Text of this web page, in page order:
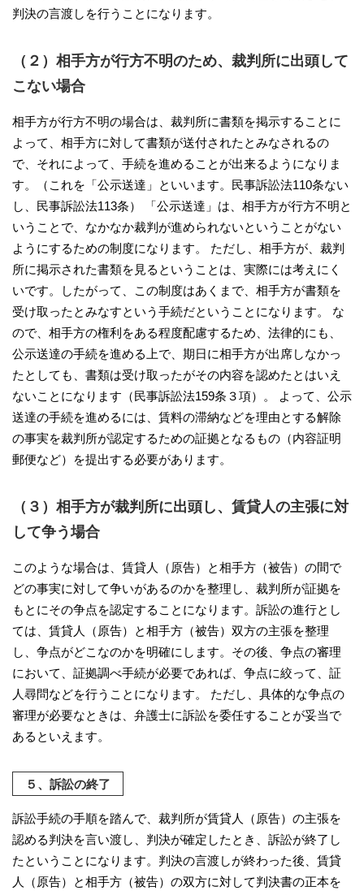
判決の言渡しを行うことになります。
（２）相手方が行方不明のため、裁判所に出頭して
こない場合
相手方が行方不明の場合は、裁判所に書類を掲示することに
よって、相手方に対して書類が送付されたとみなされるの
で、それによって、手続を進めることが出来るようになりま
す。（これを「公示送達」といいます。民事訴訟法110条ない
し、民事訴訟法113条） 「公示送達」は、相手方が行方不明と
いうことで、なかなか裁判が進められないということがない
ようにするための制度になります。 ただし、相手方が、裁判
所に掲示された書類を見るということは、実際には考えにく
いです。したがって、この制度はあくまで、相手方が書類を
受け取ったとみなすという手続だということになります。 な
ので、相手方の権利をある程度配慮するため、法律的にも、
公示送達の手続を進める上で、期日に相手方が出席しなかっ
たとしても、書類は受け取ったがその内容を認めたとはいえ
ないことになります（民事訴訟法159条３項）。 よって、公示
送達の手続を進めるには、賃料の滞納などを理由とする解除
の事実を裁判所が認定するための証拠となるもの（内容証明
郵便など）を提出する必要があります。
（３）相手方が裁判所に出頭し、賃貸人の主張に対
して争う場合
このような場合は、賃貸人（原告）と相手方（被告）の間で
どの事実に対して争いがあるのかを整理し、裁判所が証拠を
もとにその争点を認定することになります。訴訟の進行とし
ては、賃貸人（原告）と相手方（被告）双方の主張を整理
し、争点がどこなのかを明確にします。その後、争点の審理
において、証拠調べ手続が必要であれば、争点に絞って、証
人尋問などを行うことになります。 ただし、具体的な争点の
審理が必要なときは、弁護士に訴訟を委任することが妥当で
あるといえます。
５、訴訟の終了
訴訟手続の手順を踏んで、裁判所が賃貸人（原告）の主張を
認める判決を言い渡し、判決が確定したとき、訴訟が終了し
たということになります。判決の言渡しが終わった後、賃貸
人（原告）と相手方（被告）の双方に対して判決書の正本を